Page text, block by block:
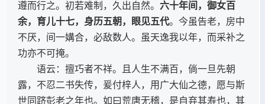
遵而行之。初若难制，久出自然。 六十年间，御女百
余，育儿十七，身历五朝，眼见五代。今虽告老，房中
不厌，间一媾合，必敌数人。虽天逸我以年，而采补之
功亦不可掩。
语云：擅巧者不祥。且人生不满百，倘一旦先朝
露，不忍二书失传，爰付梓人，用广大仙之德，愿与斯
世同跻彭老之年也。如曰荒唐无稽，是自弃其寿也，其